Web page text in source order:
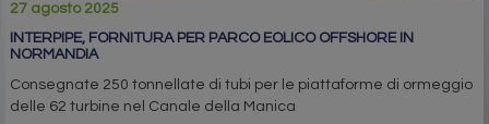
27 agosto 2025
INTERPIPE, FORNITURA PER PARCO EOLICO OFFSHORE IN
NORMANDIA
Consegnate 250 tonnellate di tubi per le piattaforme di ormeggio
delle 62 turbine nel Canale della Manica